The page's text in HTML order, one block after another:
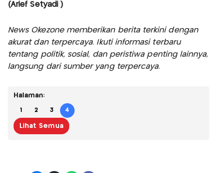
(Arief Setyadi )
News Okezone memberikan berita terkini dengan
akurat dan terpercaya. Ikuti informasi terbaru
tentang politik, sosial, dan peristiwa penting lainnya,
langsung dari sumber yang terpercaya.
Halaman:
1 2 3 4
Lihat Semua